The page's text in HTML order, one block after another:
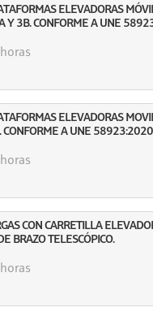
ELEVADORAS
Y 3B. CONFORME A UNE
ELEVADORAS
CONFORME A UNE 58923:2020
CON CARRETILLA
BRAZO TELESCÓPICO.